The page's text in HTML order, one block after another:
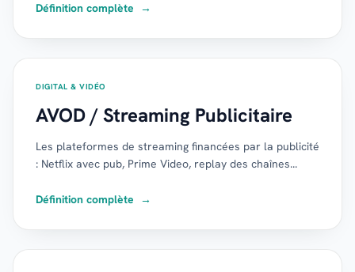
Définition complète →
DIGITAL & VIDÉO
AVOD / Streaming Publicitaire
Les plateformes de streaming financées par la publicité
: Netflix avec pub, Prime Video, replay des chaînes...
Définition complète →